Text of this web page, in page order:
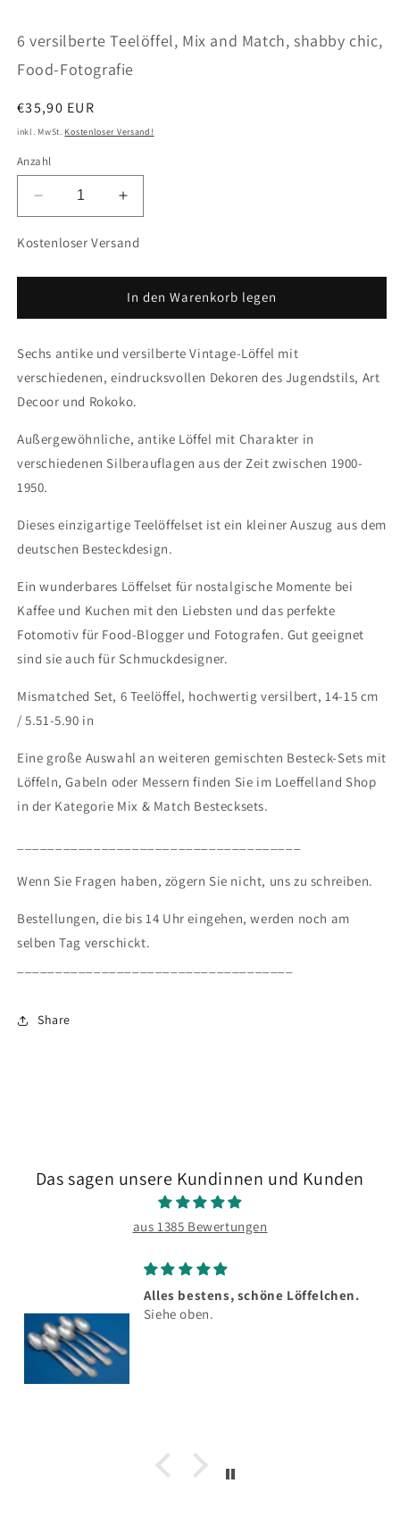
6 versilberte Teelöffel, Mix and Match, shabby chic,
Food-Fotografie
Normaler
Preis
€35,90 EUR
inkl. MwSt. Kostenloser Versand!
Anzahl
Verringere
die
Menge
6
Teelöffel,
and
Match,
chic,
Fotografie
Erhöhe
die
Menge
6
versilberte
Teelöffel,
and
Match,
chic,
Fotografie
Kostenloser Versand
In den Warenkorb legen
Sechs antike und versilberte Vintage-Löffel mit
verschiedenen, eindrucksvollen Dekoren des Jugendstils, Art
Decoor und Rokoko.
Außergewöhnliche, antike Löffel mit Charakter in
verschiedenen Silberauflagen aus der Zeit zwischen 1900-
1950.
Dieses einzigartige Teelöffelset ist ein kleiner Auszug aus dem
deutschen Besteckdesign.
Ein wunderbares Löffelset für nostalgische Momente bei
Kaffee und Kuchen mit den Liebsten und das perfekte
Fotomotiv für Food-Blogger und Fotografen. Gut geeignet
sind sie auch für Schmuckdesigner.
Mismatched Set, 6 Teelöffel, hochwertig versilbert, 14-15 cm
/ 5.51-5.90 in
Eine große Auswahl an weiteren gemischten Besteck-Sets mit
Löffeln, Gabeln oder Messern finden Sie im Loeffelland Shop
in der Kategorie Mix & Match Bestecksets.
Wenn Sie Fragen haben, zögern Sie nicht, uns zu schreiben.
Bestellungen, die bis 14 Uhr eingehen, werden noch am
selben Tag verschickt.
Share
Das sagen unsere Kundinnen und Kunden
aus 1385 Bewertungen
Alles bestens, schöne Löffelchen.
Siehe oben.